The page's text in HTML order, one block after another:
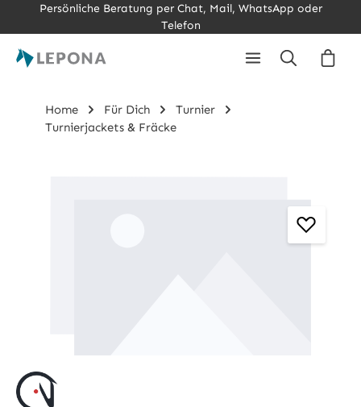
Zum Hauptinhalt springen
Persönliche Beratung per Chat, Mail, WhatsApp oder
Telefon
Home Für Dich
Turnier
Turnierjackets & Fräcke